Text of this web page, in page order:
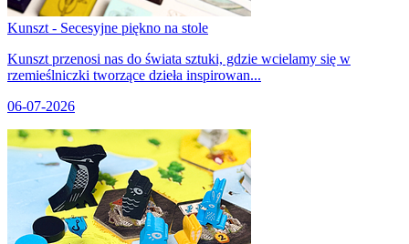
Kunszt - Secesyjne piękno na stole
Kunszt przenosi nas do świata sztuki, gdzie wcielamy się w
rzemieślniczki tworzące dzieła inspirowan...
06-07-2026